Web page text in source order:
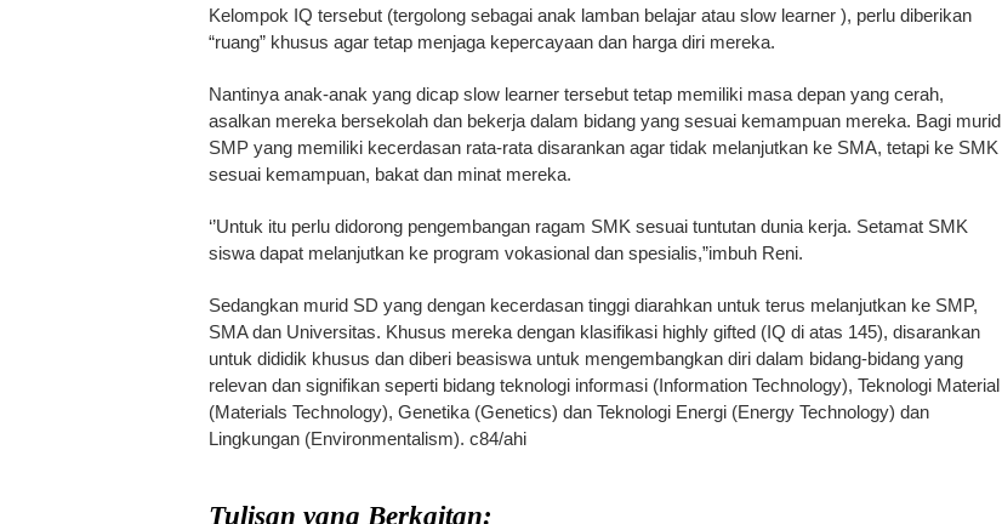
Kelompok IQ tersebut (tergolong sebagai anak lamban belajar atau slow learner ), perlu diberikan
“ruang” khusus agar tetap menjaga kepercayaan dan harga diri mereka.
Nantinya anak-anak yang dicap slow learner tersebut tetap memiliki masa depan yang cerah,
asalkan mereka bersekolah dan bekerja dalam bidang yang sesuai kemampuan mereka. Bagi murid
SMP yang memiliki kecerdasan rata-rata disarankan agar tidak melanjutkan ke SMA, tetapi ke SMK
sesuai kemampuan, bakat dan minat mereka.
‘’Untuk itu perlu didorong pengembangan ragam SMK sesuai tuntutan dunia kerja. Setamat SMK
siswa dapat melanjutkan ke program vokasional dan spesialis,”imbuh Reni.
Sedangkan murid SD yang dengan kecerdasan tinggi diarahkan untuk terus melanjutkan ke SMP,
SMA dan Universitas. Khusus mereka dengan klasifikasi highly gifted (IQ di atas 145), disarankan
untuk dididik khusus dan diberi beasiswa untuk mengembangkan diri dalam bidang-bidang yang
relevan dan signifikan seperti bidang teknologi informasi (Information Technology), Teknologi Material
(Materials Technology), Genetika (Genetics) dan Teknologi Energi (Energy Technology) dan
Lingkungan (Environmentalism). c84/ahi
Tulisan yang Berkaitan: